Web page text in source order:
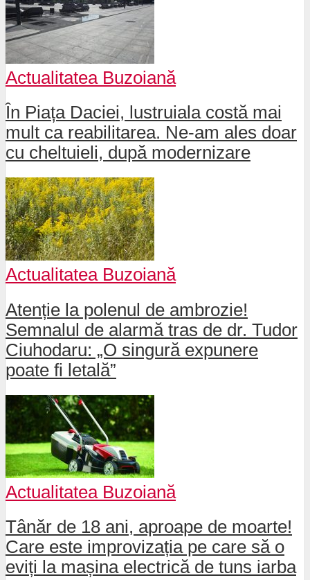
Actualitatea Buzoiană
În Piața Daciei, lustruiala costă mai
mult ca reabilitarea. Ne-am ales doar
cu cheltuieli, după modernizare
Actualitatea Buzoiană
Atenție la polenul de ambrozie!
Semnalul de alarmă tras de dr. Tudor
Ciuhodaru: „O singură expunere
poate fi letală”
Actualitatea Buzoiană
Tânăr de 18 ani, aproape de moarte!
Care este improvizația pe care să o
eviți la mașina electrică de tuns iarba